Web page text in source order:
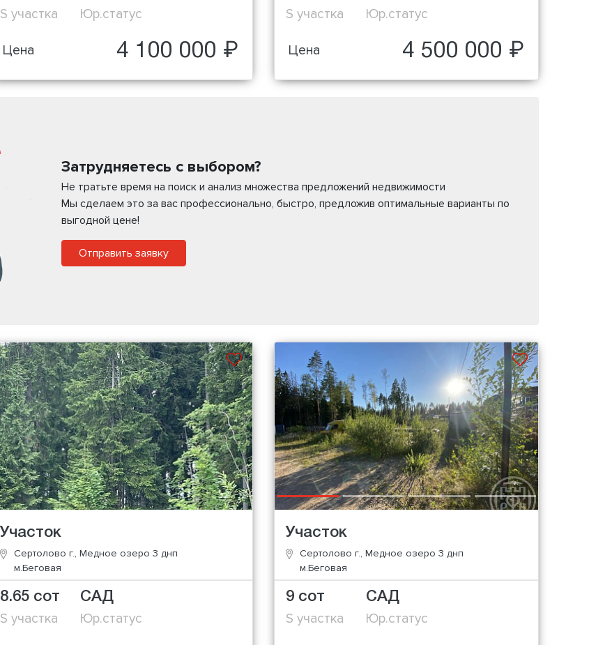
S участка Юр.статус
Цена 4 100 000 ₽
S участка Юр.статус
Цена 4 500 000 ₽
Затрудняетесь с выбором?
Не тратьте время на поиск и анализ множества предложений недвижимости
Мы сделаем это за вас профессионально, быстро, предложив оптимальные варианты по
выгодной цене!
Отправить заявку
Участок
Сертолово г., Медное озеро 3 днп
м.Беговая
8.65 сот
S участка
САД
Юр.статус
Участок
Сертолово г., Медное озеро 3 днп
м.Беговая
9 сот
S участка
САД
Юр.статус